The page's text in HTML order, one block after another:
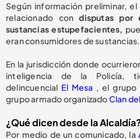
Según información preliminar,
relacionado condisputas
sustancias estupefacientes,
eran consumidores de sustancias.
En la jurisdicción donde
inteligencia de la Policía,
delincuencial El Mesa , el grupo
grupo armado organizadoClan
¿Qué dicen desde la
Por medio de un comunicado, la